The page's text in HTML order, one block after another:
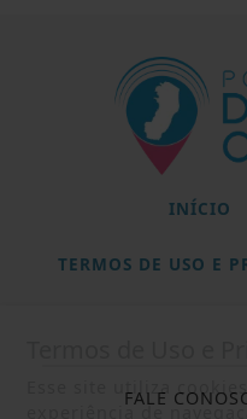
INÍCIO
TERMOS DE USO E
FALE
Esse site utiliza
experiência de